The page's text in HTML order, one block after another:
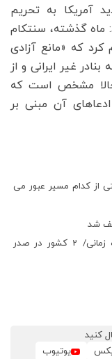
آمریکا به تحریم
گذشته، سنتکام
کرد که «مانع آزادی
غیر ایرانی و از
حالا مشخص است که
آن مبنی بر
از کدام مسیر عبور می
شد
عبور 187 کشتی از تنگه هرمز در این بازه زمانی/ 2 کشور در صدر
کنید
یوتیوب